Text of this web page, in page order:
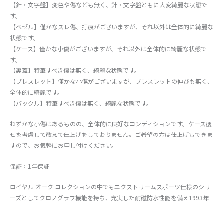
【針・文字盤】変色や傷なども無く、針・文字盤ともに大変綺麗な状態で
す。
【ベゼル】僅かなスレ傷、打痕がございますが、それ以外は全体的に綺麗な
状態です。
【ケース】僅かな小傷がございますが、それ以外は全体的に綺麗な状態で
す。
【裏蓋】特筆すべき傷は無く、綺麗な状態です。
【ブレスレット】僅かな小傷がございますが、ブレスレットの伸びも無く、
全体的に綺麗です。
【バックル】特筆すべき傷は無く、綺麗な状態です。
わずかな小傷はあるものの、全体的に良好なコンディションです。ケース痩
せを考慮して敢えて仕上げをしておりません。ご希望の方は仕上げもできま
すので、お気軽にお申し付けください。
保証：1年保証
ロイヤル オーク コレクションの中でもエクストリームスポーツ仕様のシリ
ーズとしてクロノグラフ機能を持ち、充実した耐磁防水性能を備え1993年